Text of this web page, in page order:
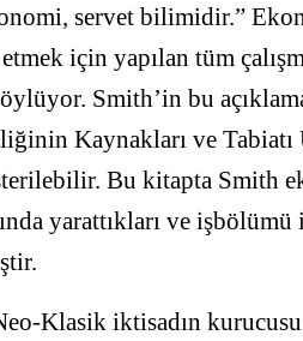
servet bilimidir.”
için yapılan tüm
Smith’in bu
Kaynakları ve Tabiatı
Bu kitapta Smith
yarattıkları ve
Klasik iktisadın